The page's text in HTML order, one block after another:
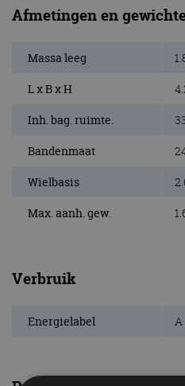
Afmetingen en
Massa leeg
L x B x H
Inh. bag. ruimte.
Bandenmaat
Wielbasis
Max. aanh. gew.
Verbruik
Energielabel A